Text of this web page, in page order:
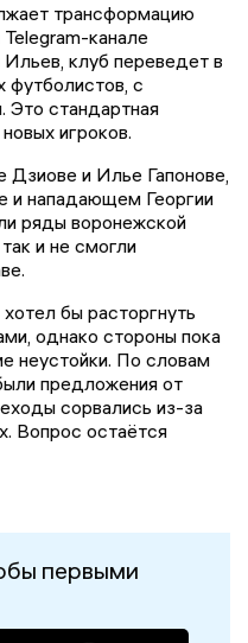
трансформацию
канале
клуб переведет в
с
Это стандартная
игроков.
Дзиове и Илье Гапонове,
и нападающем Георгии
ряды воронежской
и не смогли
бы расторгнуть
однако стороны пока
неустойки. По словам
предложения от
сорвались из-за
Вопрос остаётся
первыми